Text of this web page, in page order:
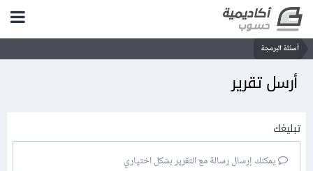
أسئلة البرمجة
أرسل تقرير
تبليغك
يمكنك إرسال رسالة مع التقرير بشكل اختياري